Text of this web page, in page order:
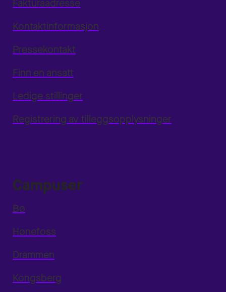
Fakturaadresse
Kontaktinformasjon
Pressekontakt
Finn en ansatt
Ledige stillinger
Registrering av tilleggsopplysninger
Campuser
Bø
Hønefoss
Drammen
Kongsberg